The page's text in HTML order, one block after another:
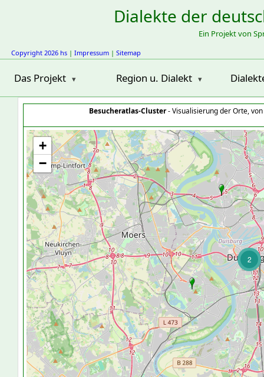
Dialekte der
Ein Projekt von
Copyright 2026 hs | Impressum | Sitemap
Das Projekt Region u. Dialekt
Besucheratlas-Cluster- Visualisierung der Orte,
2
+
−